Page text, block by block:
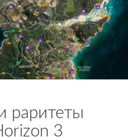
раритеты
3